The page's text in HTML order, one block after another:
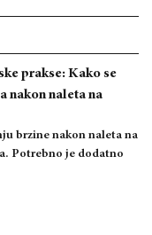
prakse: Kako se
nakon naleta na
brzine nakon naleta na
Potrebno je dodatno